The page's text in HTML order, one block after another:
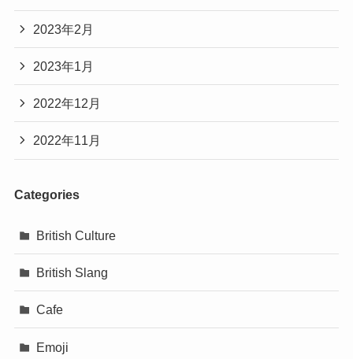
2023年2月
2023年1月
2022年12月
2022年11月
Categories
British Culture
British Slang
Cafe
Emoji